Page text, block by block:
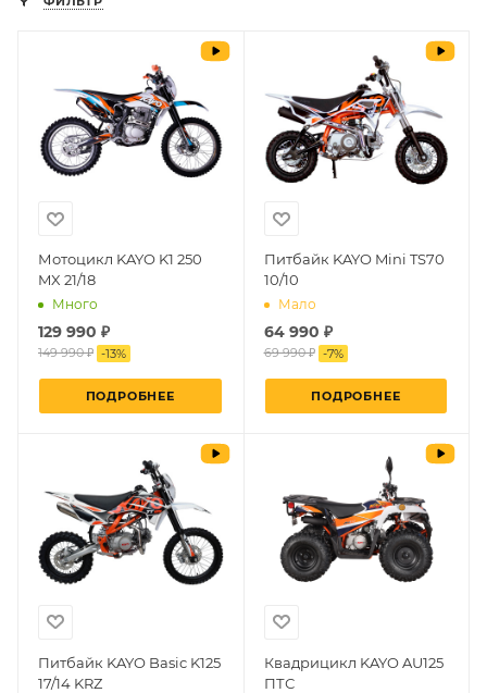
Мотоцикл KAYO K1 250
MX 21/18
Много
129 990 ₽
149 990 ₽ -13%
ПОДРОБНЕЕ
Питбайк KAYO Mini TS70
10/10
Мало
64 990 ₽
69 990 ₽ -7%
ПОДРОБНЕЕ
Питбайк KAYO Basic K125
17/14 KRZ
Квадрицикл KAYO AU125
ПТС